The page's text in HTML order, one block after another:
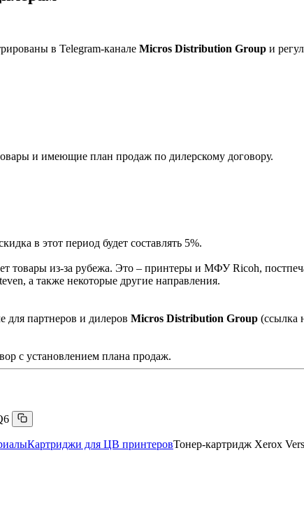
в Telegram-канале Micros Distribution Group и
и имеющие план продаж по дилерскому договору.
в этот период будет составлять 5%.
товары из-за рубежа. Это – принтеры и МФУ Ricoh,
а также некоторые другие направления.
для партнеров и дилеров Micros Distribution Group (ссылка
с установлением плана продаж.
Картриджи для ЦВ принтеровТонер-картридж Xerox